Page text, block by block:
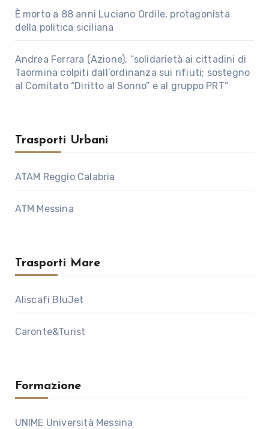
È morto a 88 anni Luciano Ordile, protagonista
della politica siciliana
Andrea Ferrara (Azione), “solidarietà ai cittadini di
Taormina colpiti dall’ordinanza sui rifiuti; sostegno
al Comitato “Diritto al Sonno” e al gruppo PRT”
Trasporti Urbani
ATAM Reggio Calabria
ATM Messina
Trasporti Mare
Aliscafi BluJet
Caronte&Turist
Formazione
UNIME Università Messina